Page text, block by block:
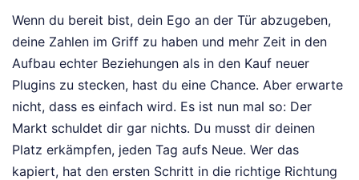
Wenn du bereit bist, dein Ego an der Tür abzugeben,
deine Zahlen im Griff zu haben und mehr Zeit in den
Aufbau echter Beziehungen als in den Kauf neuer
Plugins zu stecken, hast du eine Chance. Aber erwarte
nicht, dass es einfach wird. Es ist nun mal so: Der
Markt schuldet dir gar nichts. Du musst dir deinen
Platz erkämpfen, jeden Tag aufs Neue. Wer das
kapiert, hat den ersten Schritt in die richtige Richtung